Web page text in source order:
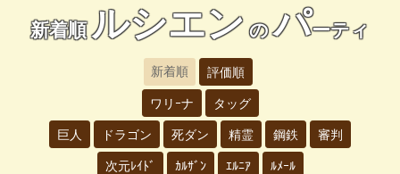
新着順ルシエン のパーティ
新着順 評価順
ワリｰナ タッグ
巨人 ドラゴン 死ダン 精霊 鋼鉄 審判
次元ﾚｲﾄﾞ ｶﾙｻﾞﾝ ｴﾙﾆｱ ﾙﾒｰﾙ